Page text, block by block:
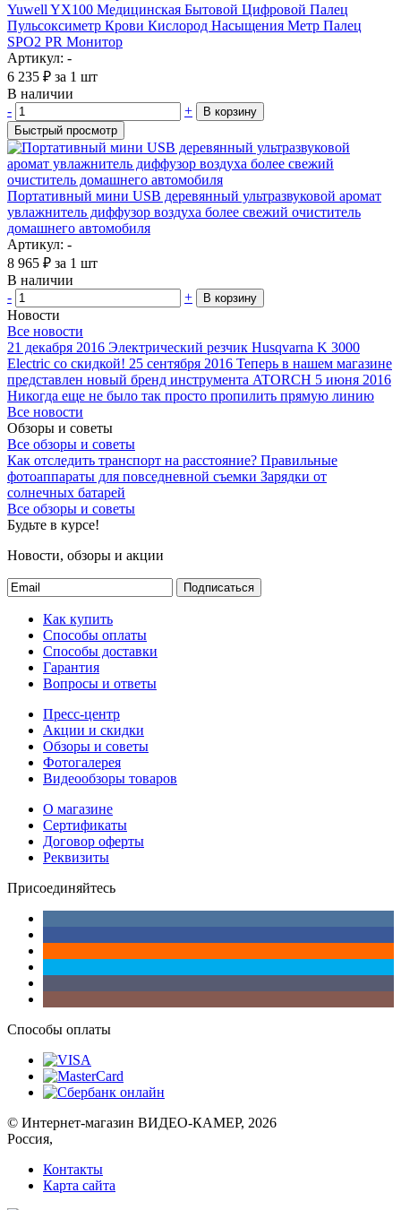
Yuwell YX100 Медицинская Бытовой Цифровой Палец
Пульсоксиметр Крови Кислород Насыщения Метр Палец
SPO2 PR Монитор
Артикул: -
6 235 ₽ за 1 шт
В наличии
-
+
В корзину
Быстрый просмотр
Портативный мини USB деревянный ультразвуковой аромат
увлажнитель диффузор воздуха более свежий очиститель
домашнего автомобиля
Артикул: -
8 965 ₽ за 1 шт
В наличии
-
+ В корзину
Новости
Все новости
21 декабря 2016 Электрический резчик Husqvarna K 3000
Electric со скидкой! 25 сентября 2016 Теперь в нашем магазине
представлен новый бренд инструмента ATORCH 5 июня 2016
Никогда еще не было так просто пропилить прямую линию
Все новости
Обзоры и советы
Все обзоры и советы
Как отследить транспорт на расстояние? Правильные
фотоаппараты для повседневной съемки Зарядки от
солнечных батарей
Все обзоры и советы
Будьте в курсе!
Новости, обзоры и акции
Подписаться
Как купить
Способы оплаты
Способы доставки
Гарантия
Вопросы и ответы
Пресс-центр
Акции и скидки
Обзоры и советы
Фотогалерея
Видеообзоры товаров
О магазине
Сертификаты
Договор оферты
Реквизиты
Присоединяйтесь
Способы оплаты
© Интернет-магазин ВИДЕО-КАМЕР, 2026
Россия,
Контакты
Карта сайта